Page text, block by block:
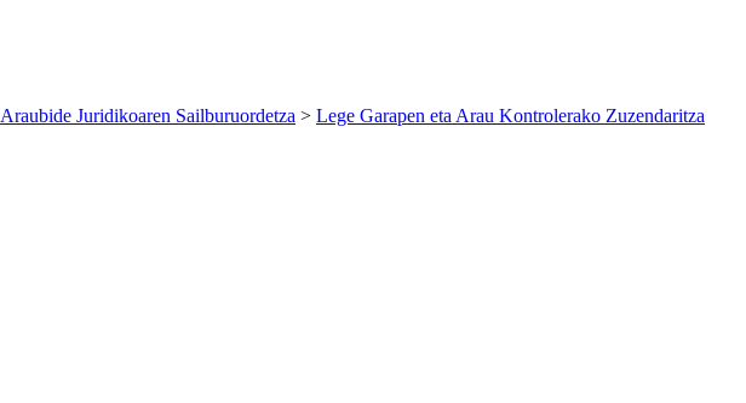
Araubide Juridikoaren Sailburuordetza > Lege Garapen eta Arau Kontrolerako Zuzendaritza